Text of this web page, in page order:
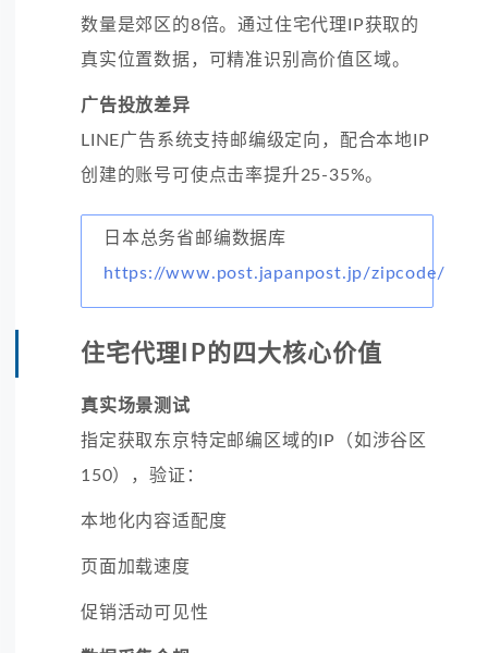
数量是郊区的8倍。通过住宅代理IP获取的
真实位置数据，可精准识别高价值区域。
广告投放差异
LINE广告系统支持邮编级定向，配合本地IP
创建的账号可使点击率提升25-35%。
日本总务省邮编数据库
https://www.post.japanpost.jp/zipcode/
住宅代理IP的四大核心价值
真实场景测试
指定获取东京特定邮编区域的IP（如涉谷区
150），验证：
本地化内容适配度
页面加载速度
促销活动可见性